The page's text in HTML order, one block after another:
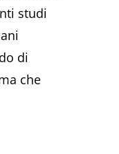
studi
di
che